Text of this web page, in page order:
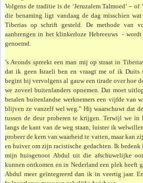
Volgens de traditie is de ‘Jeruzalem Talmoed’ – of
die benaming ligt vandaag de dag misschien
Tiberias op schrift gesteld. De methode van
aanbrengen in het klinkerloze Hebreeuws - wordt
genoemd.
’s Avonds spreekt een man mij op straat in
dat ik geen Israeli ben en vraagt me of ik Duits
begint hij vervolgens al gauw een tirade over hoe
we zoveel buiten­landers opnemen. Dat moet
betalen buitenlandse werk­nemers een vijfde van
blijven ze vanzelf wel weg.” Hij waar­schuwt dat
tussen de deur proberen te krijgen. Terwijl we in
langs de kant van de weg staan, luister ik
probeer de kern van waarheid te vatten, maar kan
en huiver om zijn racistische gedachten. Ik
mijn huisgenoot Abdul uit die afschuwelijke
kunnen ontkomen en in Nederland een plek heeft
Abdul meer geïntegreerd dan ik in veertig jaar.